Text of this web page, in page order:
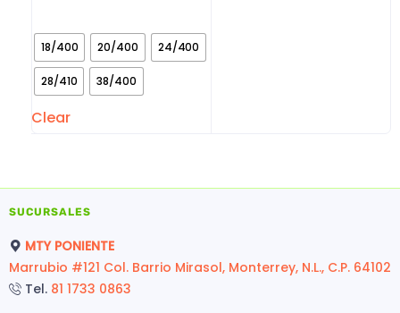
18/400 20/400 24/400
28/410 38/400
Clear
SUCURSALES
MTY PONIENTE
Marrubio #121 Col. Barrio Mirasol, Monterrey, N.L., C.P. 64102
Tel. 81 1733 0863